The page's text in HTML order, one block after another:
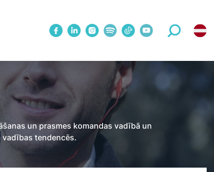
Mācības publiskā grupā
Upskill 5 sesiju cikls 1:1 ar treneri
sesijas
1 Metodes treniņš
WINNOVATION konference
un prasmes komandas vadībā un
vadības tendencēs.